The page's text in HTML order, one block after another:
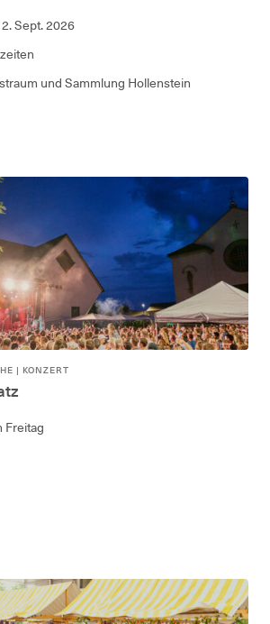
Sept. 2026
und Sammlung Hollenstein
| KONZERT
Freitag